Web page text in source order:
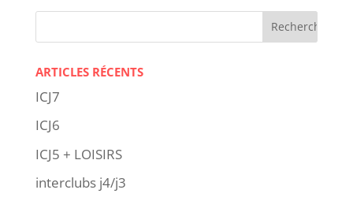
ARTICLES RÉCENTS
ICJ7
ICJ6
ICJ5 + LOISIRS
interclubs j4/j3